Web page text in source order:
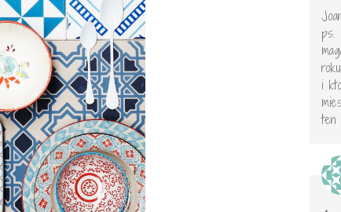
ps.
i
ten